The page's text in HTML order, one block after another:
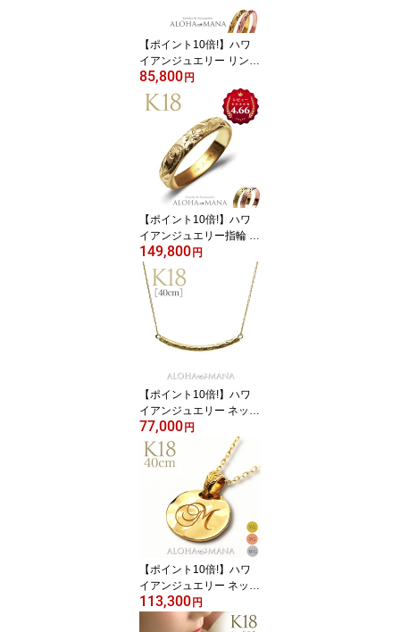
【ポイント10倍!】ハワ
イアンジュエリー リング
18金 指輪 レディース 女
性 メンズ 男性 シルキー
ゴールドリング イエロー
ピンクゴールド ピンキ
ーリング k18 k18リング
k18ゴールド 18金 華奢 3
号〜21号 arig6521 人気
85,800円
【ポイント10倍!】ハワ
イアンジュエリー指輪 リ
ング ゴールド 18金 k18
イエローゴールド ピンク
ゴールド ピンキーリング
レディース 女性 メンズ
男性 ゴールドリング 18
金リング arig0043
149,800円
【ポイント10倍!】ハワ
イアンジュエリー ネック
レス ゴールドネックレス
k18 18金 K18 イエロー
ゴールド 胸元に優しいカ
ーヴ描く ジェントルウェ
ーブ バー ゴールド ペン
ダント 華奢 シンプル ハ
ワジュ 贈り物 普段使い
ギフト 送料無料 ane114
77,000円
【ポイント10倍!】ハワ
イアンジュエリー ネック
レス 18金 k18 ゴールド
コイン ペンダントトップ
113,300円